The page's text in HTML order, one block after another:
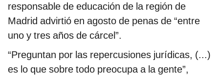
responsable de educación de la región de
Madrid advirtió en agosto de penas de “entre
uno y tres años de cárcel”.
“Preguntan por las repercusiones jurídicas, (...)
es lo que sobre todo preocupa a la gente”,